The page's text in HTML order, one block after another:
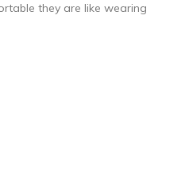
they are like wearing